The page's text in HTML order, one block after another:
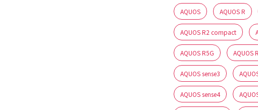
AQUOS AQUOS R
AQUOS R2 compact
AQUOS R5G AQUOS
AQUOS sense3
AQUOS sense4